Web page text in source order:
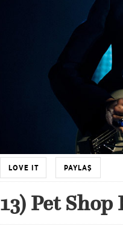
LOVE IT PAYLAŞ
13) Pet Shop